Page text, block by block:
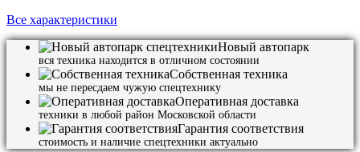
Все характеристики
Новый автопарк
вся техника находится в отличном состоянии
Собственная техника
мы не пересдаем чужую спецтехнику
Оперативная доставка
техники в любой район Московской области
Гарантия соответствия
стоимость и наличие спецтехники актуально